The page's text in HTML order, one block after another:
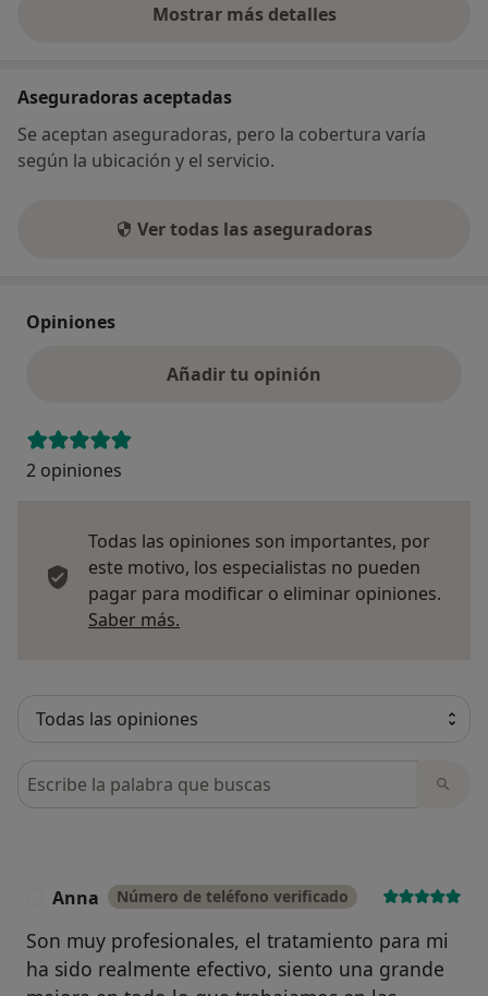
Mostrar más detalles
sobre la dirección
Aseguradoras aceptadas
Se aceptan aseguradoras, pero la cobertura varía
según la ubicación y el servicio.
Ver todas las aseguradoras
Opiniones
Añadir tu opinión
2 opiniones
Todas las opiniones son importantes, por
este motivo, los especialistas no pueden
pagar para modificar o eliminar opiniones.
Saber más.
Busca en opiniones
Anna Número de teléfono verificado
Son muy profesionales, el tratamiento para mi
ha sido realmente efectivo, siento una grande